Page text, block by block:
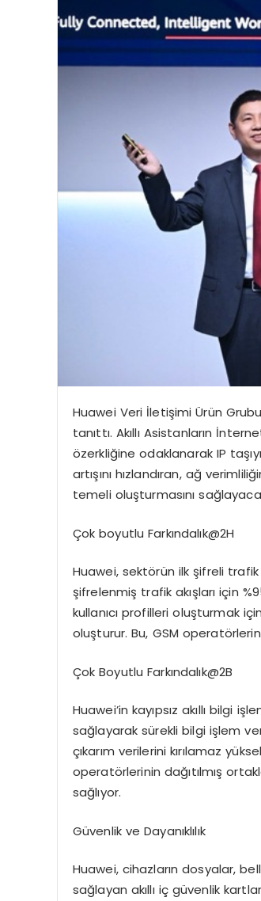
Huawei Veri İletişimi Ürün
tanıttı. Akıllı Asistanların
özerkliğine odaklanarak IP
artışını hızlandıran, ağ
temeli oluşturmasını
Çok boyutlu Farkındalık@2H
Huawei, sektörün ilk şifreli
şifrelenmiş trafik akışları için
kullanıcı profilleri oluşturmak
oluşturur. Bu, GSM
Çok Boyutlu Farkındalık@2B
Huawei’in kayıpsız akıllı bilgi
sağlayarak sürekli bilgi işlem
çıkarım verilerini kırılamaz
operatörlerinin dağıtılmış
sağlıyor.
Güvenlik ve Dayanıklılık
Huawei, cihazların dosyalar,
sağlayan akıllı iç güvenlik